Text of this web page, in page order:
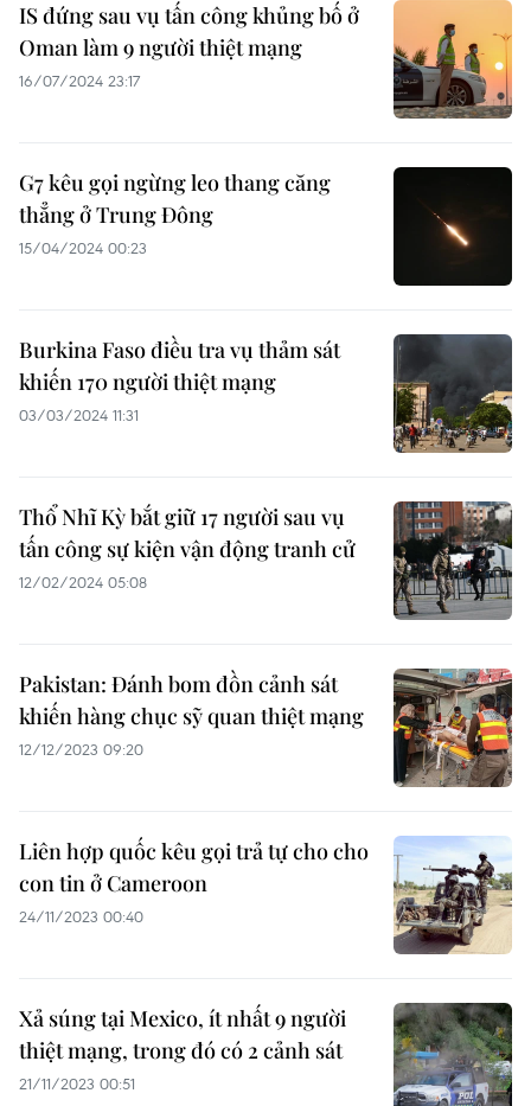
IS đứng sau vụ tấn công khủng bố ở
Oman làm 9 người thiệt mạng
16/07/2024 23:17
G7 kêu gọi ngừng leo thang căng
thẳng ở Trung Đông
15/04/2024 00:23
Burkina Faso điều tra vụ thảm sát
khiến 170 người thiệt mạng
03/03/2024 11:31
Thổ Nhĩ Kỳ bắt giữ 17 người sau vụ
tấn công sự kiện vận động tranh cử
12/02/2024 05:08
Pakistan: Đánh bom đồn cảnh sát
khiến hàng chục sỹ quan thiệt mạng
12/12/2023 09:20
Liên hợp quốc kêu gọi trả tự cho cho
con tin ở Cameroon
24/11/2023 00:40
Xả súng tại Mexico, ít nhất 9 người
thiệt mạng, trong đó có 2 cảnh sát
21/11/2023 00:51